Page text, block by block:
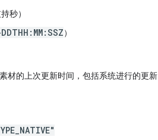
秒）
）
材的上次更新时间，包括系统进行的更新